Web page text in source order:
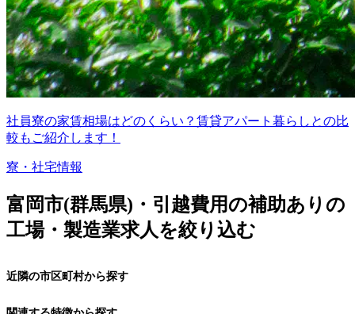
社員寮の家賃相場はどのくらい？賃貸アパート暮らしとの比
較もご紹介します！
寮・社宅情報
富岡市(群馬県)・引越費用の補助ありの
工場・製造業求人を絞り込む
近隣の市区町村から探す